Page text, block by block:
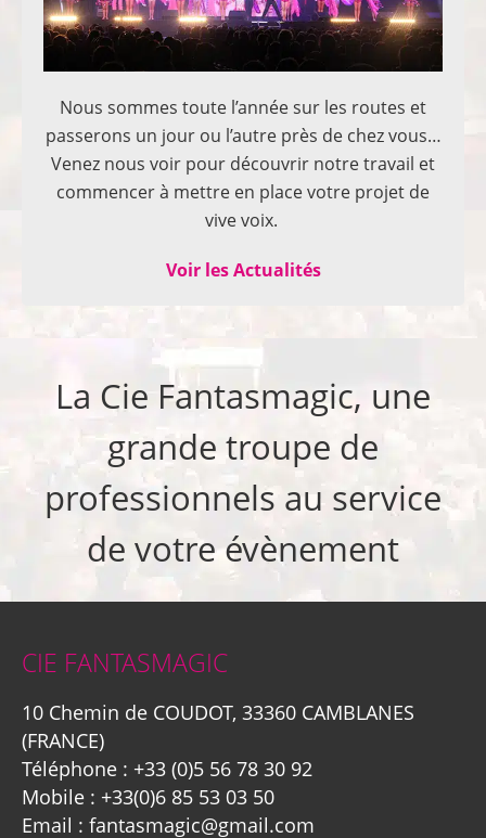
Nous sommes toute l’année sur les routes et
passerons un jour ou l’autre près de chez vous…
Venez nous voir pour découvrir notre travail et
commencer à mettre en place votre projet de
vive voix.
Voir les Actualités
La Cie Fantasmagic, une
grande troupe de
professionnels au service
de votre évènement
CIE FANTASMAGIC
10 Chemin de COUDOT, 33360 CAMBLANES
(FRANCE)
Téléphone : +33 (0)5 56 78 30 92
Mobile : +33(0)6 85 53 03 50
Email : fantasmagic@gmail.com